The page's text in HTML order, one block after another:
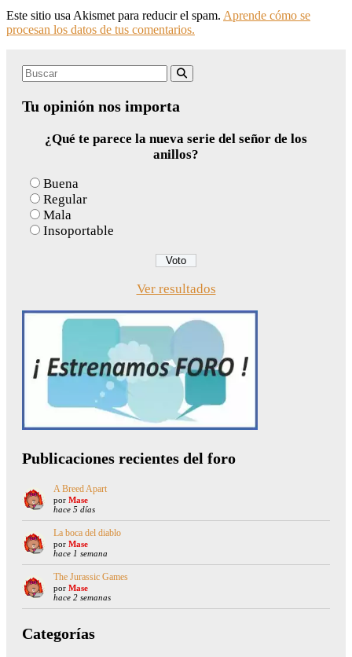
Este sitio usa Akismet para reducir el spam. Aprende cómo se
procesan los datos de tus comentarios.
Search
Tu opinión nos importa
¿Qué te parece la nueva serie del señor de los
anillos?
Buena
Regular
Mala
Insoportable
Ver resultados
Publicaciones recientes del foro
A Breed Apart
por Mase
hace 5 días
La boca del diablo
por Mase
hace 1 semana
The Jurassic Games
por Mase
hace 2 semanas
Categorías